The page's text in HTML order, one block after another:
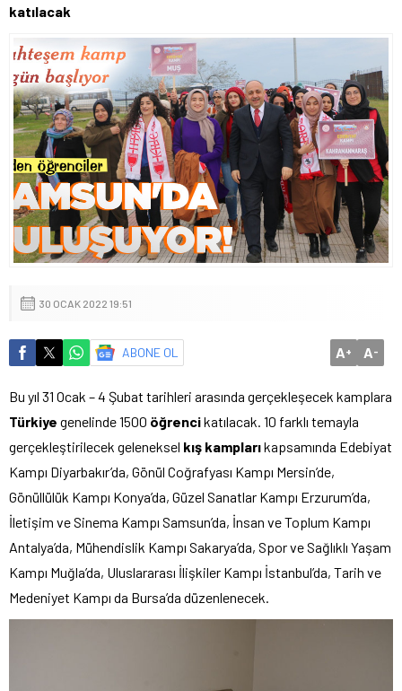
katılacak
30 OCAK 2022 19:51
ABONE OL A+ A-
Bu yıl 31 Ocak – 4 Şubat tarihleri arasında gerçekleşecek kamplara
Türkiye genelinde 1500 öğrencikatılacak. 10 farklı temayla
gerçekleştirilecek geleneksel kış kamplarıkapsamında Edebiyat
Kampı Diyarbakır’da, Gönül Coğrafyası Kampı Mersin’de,
Gönüllülük Kampı Konya’da, Güzel Sanatlar Kampı Erzurum’da,
İletişim ve Sinema Kampı Samsun’da, İnsan ve Toplum Kampı
Antalya’da, Mühendislik Kampı Sakarya’da, Spor ve Sağlıklı Yaşam
Kampı Muğla’da, Uluslararası İlişkiler Kampı İstanbul’da, Tarih ve
Medeniyet Kampı da Bursa’da düzenlenecek.